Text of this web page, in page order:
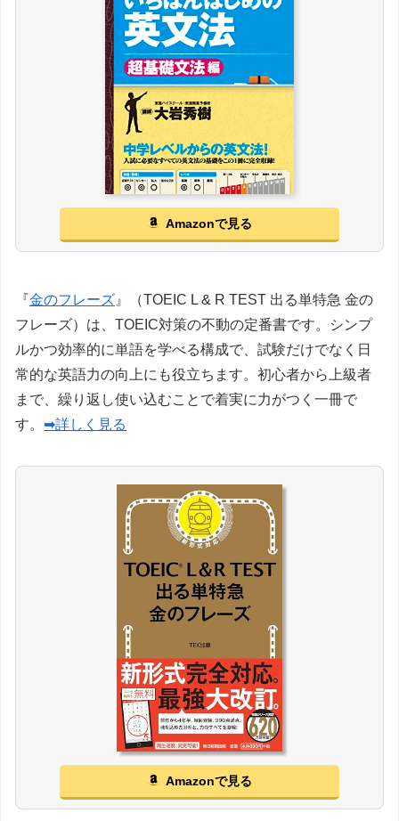
Amazonで見る
『金のフレーズ 』（TOEIC L & R TEST 出る単特急 金の
フレーズ）は、TOEIC対策の不動の定番書です。シンプ
ルかつ効率的に単語を学べる構成で、試験だけでなく日
常的な英語力の向上にも役立ちます。初心者から上級者
まで、繰り返し使い込むことで着実に力がつく一冊で
す。 ➡詳しく見る
Amazonで見る